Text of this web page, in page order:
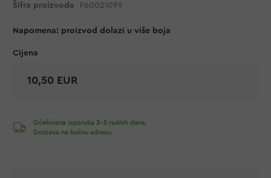
Šifra proizvoda F60021099
Napomena: proizvod dolazi u više boja
10,50 EUR
Očekivana isporuka 3-5 radnih dana.
Dostava na kućnu adresu.